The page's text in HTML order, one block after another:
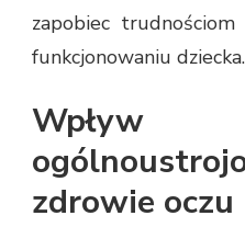
zapobiec
funkcjonowaniu dziecka.
zdrowie oczu